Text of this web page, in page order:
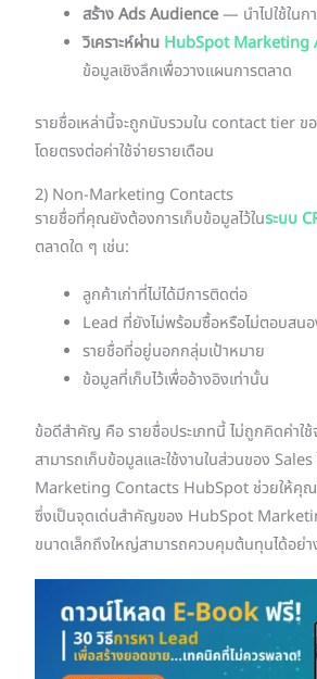
สร้าง Ads Audience— นำไปใช้ในก
วิเคราะห์ผ่าน HubSpot Marketing
ข้อมูลเชิงลึกเพื่อวางแผนการตลาด
รายชื่อเหล่านี้จะถูกนับรวมใน contact tier
โดยตรงต่อค่าใช้จ่ายรายเดือน
2) Non-Marketing Contacts
รายชื่อที่คุณยังต้องการเก็บข้อมูลไว้ในระบบ
ตลาดใด ๆ เช่น:
ลูกค้าเก่าที่ไม่ได้มีการติดต่อ
Lead ที่ยังไม่พร้อมซื้อหรือไม่ตอบสน
รายชื่อที่อยู่นอกกลุ่มเป้าหมาย
ข้อมูลที่เก็บไว้เพื่ออ้างอิงเท่านั้น
ข้อดีสำคัญ คือ รายชื่อประเภทนี้ ไม่ถูกคิดค่าใ
สามารถเก็บข้อมูลและใช้งานในส่วนของ
Marketing Contacts HubSpot ช่วยให้คุณ
ซึ่งเป็นจุดเด่นสำคัญของ HubSpot
ขนาดเล็กถึงใหญ่สามารถควบคุมต้นทุนได้อย่